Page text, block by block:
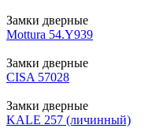
Замки дверные
Mottura 54.Y939
Замки дверные
CISA 57028
Замки дверные
KALE 257 (личинный)